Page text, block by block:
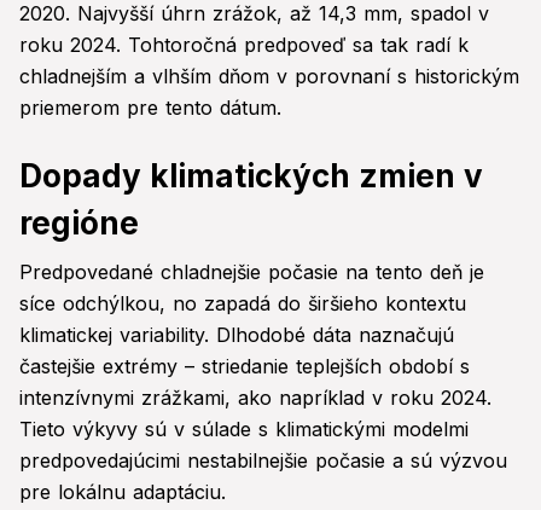
2020. Najvyšší úhrn zrážok, až 14,3 mm, spadol v
roku 2024. Tohtoročná predpoveď sa tak radí k
chladnejším a vlhším dňom v porovnaní s historickým
priemerom pre tento dátum.
Dopady klimatických zmien v
regióne
Predpovedané chladnejšie počasie na tento deň je
síce odchýlkou, no zapadá do širšieho kontextu
klimatickej variability. Dlhodobé dáta naznačujú
častejšie extrémy – striedanie teplejších období s
intenzívnymi zrážkami, ako napríklad v roku 2024.
Tieto výkyvy sú v súlade s klimatickými modelmi
predpovedajúcimi nestabilnejšie počasie a sú výzvou
pre lokálnu adaptáciu.